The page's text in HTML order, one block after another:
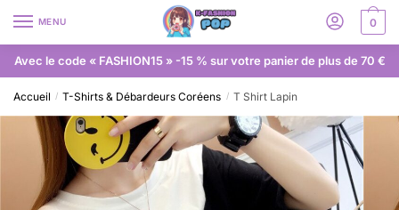
MENU 0
Avec le code « FASHION15 » -15 % sur votre panier de plus de 70 €
Accueil / T-Shirts & Débardeurs Coréens / T Shirt Lapin